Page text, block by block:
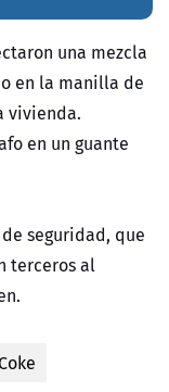
una mezcla
en la manilla de
vivienda.
en un guante
seguridad, que
terceros al